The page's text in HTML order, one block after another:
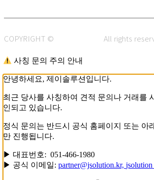
COPYRIGHT © All rights
사칭 문의 주의 안내
안녕하세요, 제이솔루션입니다.
최근 당사를 사칭하여 견적 문의나 거래를
인되고 있습니다.
정식 문의는 반드시 공식 홈페이지 또는 아
만 진행됩니다.
▶ 대표번호: 051-466-1980
▶ 공식 이메일: partner@jsolution.kr,